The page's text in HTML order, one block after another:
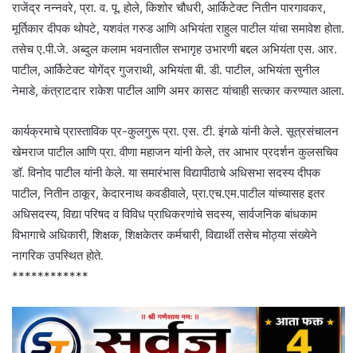
राजेंद्र नन्नवरे, प्रा. व. पू. होले, किशोर चौधरी, आर्किटेक्ट नितीन पारगावकर,
मूर्तिकार दीपक थोपटे, यशवंत गरुड आणि अभियंता राहुल पाटील यांचा समावेश होता.
तसेच ए.पी.जे. अब्दुल कलाम भवनातील सभागृह उभारणी बद्दल अभियंता एस. आर.
पाटील, आर्किटेक्ट योगेंद्र गुजराथी, अभियंता बी. डी. पाटील, अभियंता सुनील
नेमाडे, कंत्राटदार राकेश पाटील आणि अमर कासट यांचाही सत्कार करण्यात आला.
कार्यक्रमाचे प्रास्ताविक प्र-कुलगुरू प्रा. एस. टी. इंगळे यांनी केले. सूत्रसंचालन
खेमराज पाटील आणि प्रा. वीणा महाजन यांनी केले, तर आभार प्रदर्शन कुलसचिव
डॉ. विनोद पाटील यांनी केले. या समारंभास विद्यापीठाचे ‍अधिसभा सदस्य दीपक
पाटील, नितीन ठाकूर, केदारनाथ कवडीवाले, प्रा.एच.एम.पाटील यांच्यासह इतर
अधिसदस्य, विद्या परिषद व विविध प्राधिकरणांचे सदस्य, सार्वजनिक बांधकाम
विभागाचे अधिकारी, शिक्षक, शिक्षकेतर कर्मचारी, विद्यार्थी तसेच मोठ्या संख्येने
नागरिक उपस्थित होते.
************